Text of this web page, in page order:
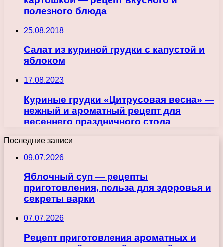
полезного блюда
25.08.2018
Салат из куриной грудки с капустой и
яблоком
17.08.2023
Куриные грудки «Цитрусовая весна» —
нежный и ароматный рецепт для
весеннего праздничного стола
Последние записи
09.07.2026
Яблочный суп — рецепты
приготовления, польза для здоровья и
секреты варки
07.07.2026
Рецепт приготовления ароматных и